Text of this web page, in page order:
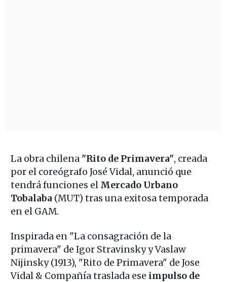
La obra chilena "Rito de Primavera", creada
por el coreógrafo José Vidal, anunció que
tendrá funciones el Mercado Urbano
Tobalaba (MUT) tras una exitosa temporada
en el GAM.
Inspirada en "La consagración de la
primavera" de Igor Stravinsky y Vaslaw
Nijinsky (1913), "Rito de Primavera" de Jose
Vidal & Compañía traslada ese impulso de